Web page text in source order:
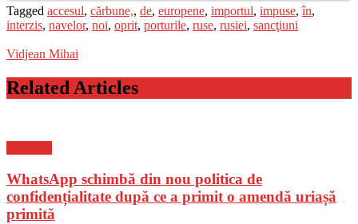
Tagged accesul, cărbune,, de, europene, importul, impuse,în,
interzis, navelor, noi, oprit, porturile, ruse, rusiei, sancţiuni
Vidjean Mihai
Related Articles
WhatsApp schimbă din nou politica de
confidențialitate după ce a primit o amendă uriașă
primită